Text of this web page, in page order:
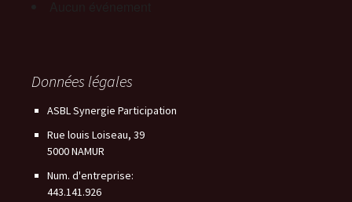
Données légales
ASBL Synergie Participation
Rue louis Loiseau, 39
5000 NAMUR
Num. d'entreprise:
443.141.926